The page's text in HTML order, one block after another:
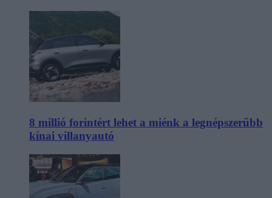
8 millió forintért lehet a miénk a legnépszerűbb
kínai villanyautó